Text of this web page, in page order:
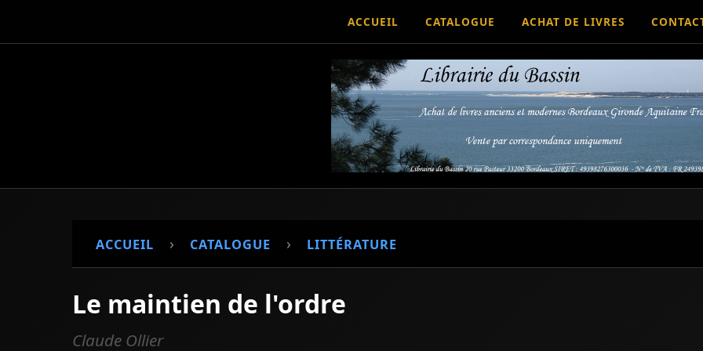
ACCUEIL CATALOGUE ACHAT DE LIVRES
ACCUEIL › CATALOGUE › LITTÉRATURE
Le maintien de l'ordre
Claude Ollier